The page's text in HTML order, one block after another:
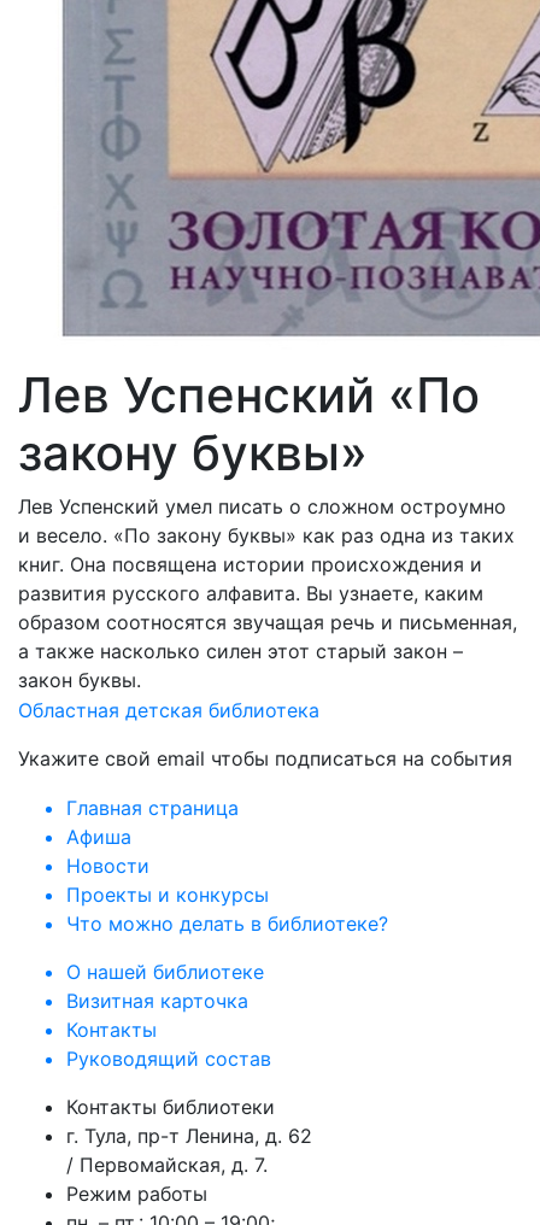
Лев Успенский «По
закону буквы»
Лев Успенский умел писать о сложном остроумно
и весело. «По закону буквы» как раз одна из таких
книг. Она посвящена истории происхождения и
развития русского алфавита. Вы узнаете, каким
образом соотносятся звучащая речь и письменная,
а также насколько силен этот старый закон –
закон буквы.
Областная детская библиотека
Укажите свой email чтобы подписаться на события
Главная страница
Афиша
Новости
Проекты и конкурсы
Что можно делать в библиотеке?
О нашей библиотеке
Визитная карточка
Контакты
Руководящий состав
Контакты библиотеки
г. Тула, пр-т Ленина, д. 62
/ Первомайская, д. 7.
Режим работы